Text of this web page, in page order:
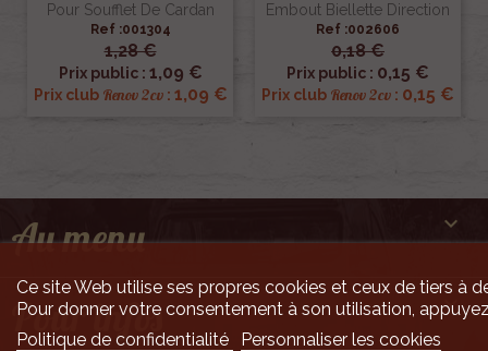
Pour Soufflet De Cardan
Ref :001304
1,28 €
Prix public : 1,09 €
Prix club Renov 2cv: 1,09 €
Embout Biellette Direction
Ref :002606
0,18 €
Prix public : 0,15 €
Prix club Renov 2cv : 0,15 €
Au menu 
Pour infos 
Ce site Web utilise ses propres cookies et ceux de tiers à
Pour donner votre consentement à son utilisation,
Politique de confidentialité
Personnaliser les cookies